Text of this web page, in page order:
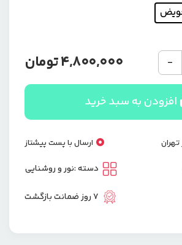
-
4,800,000تومان
افزودن به سبد خرید
ارسال با پست پیشتاز
دسته :نور و روشنایی
7 روز ضمانت بازگشت